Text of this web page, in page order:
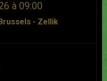
à 09:00
- Zellik